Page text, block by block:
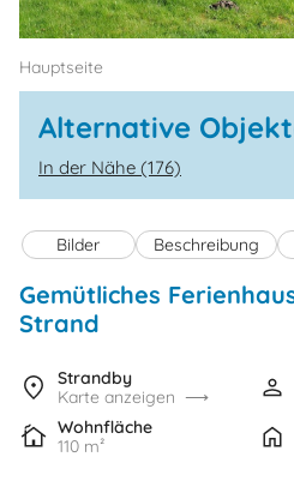
Hauptseite
Alternative
In der Nähe (176)
Bilder Beschreibung
Gemütliches
Strand
Strandby
Karte anzeigen
Wohnfläche
110 m²